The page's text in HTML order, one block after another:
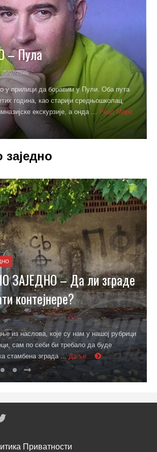
– Пула
25/07/2026
у прилици да боравим у Пули. Оба пута
година, као старији средњошколац,
екскурзије, а онда ...
Реад Море
ЗАЈЕДНО – Да ли зграде
контејнере?
из наслова, које су нам у нашој рубрици
сам по себи би требало да буде
стамбена зграда ... Даље...
Приватности